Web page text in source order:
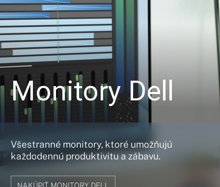
Monitory Dell
Všestranné monitory, ktoré umožňujú
každodennú produktivitu a zábavu.
NAKÚPIŤ MONITORY DELL